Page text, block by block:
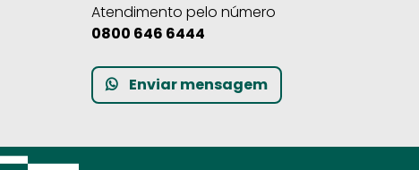
Atendimento pelo número
0800 646 6444
Enviar mensagem